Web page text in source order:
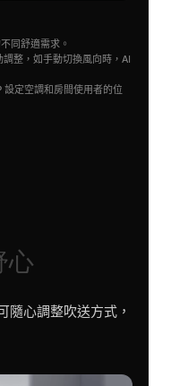
同舒適需求。
整，如手動切換風向時，AI
定空調和房間使用者的位
心
隨心調整吹送方式，